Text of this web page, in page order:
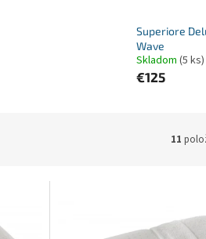
Superiore
Wave
Skladom (5 ks)
€125
11